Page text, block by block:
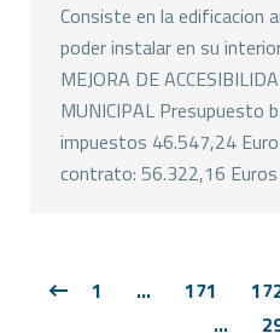
Consiste en la edificacion
poder instalar en su
MEJORA DE
MUNICIPAL Presupuesto
impuestos 46.547,24
contrato: 56.322,16
1 … 171
…